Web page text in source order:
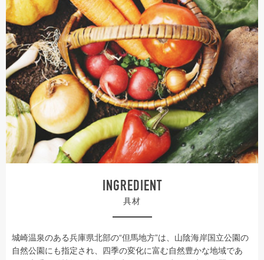
INGREDIENT
具材
城崎温泉のある兵庫県北部の“但馬地方”は、山陰海岸国立公園の
自然公園にも指定され、四季の変化に富む自然豊かな地域であ